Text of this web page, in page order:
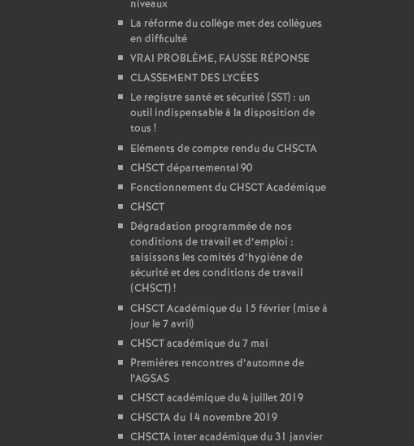
niveaux
La réforme du collège met des collègues
en difficulté
VRAI PROBLÈME, FAUSSE RÉPONSE
CLASSEMENT DES LYCÉES
Le registre santé et sécurité (SST) : un
outil indispensable à la disposition de
tous !
Eléments de compte rendu du CHSCTA
CHSCT départemental 90
Fonctionnement du CHSCT Académique
CHSCT
Dégradation programmée de nos
conditions de travail et d’emploi :
saisissons les comités d’hygiène de
sécurité et des conditions de travail
(CHSCT)!
CHSCT Académique du 15 février (mise à
jour le 7 avril)
CHSCT académique du 7 mai
Premières rencontres d’automne de
l’AGSAS
CHSCT académique du 4 juillet 2019
CHSCTA du 14 novembre 2019
CHSCTA inter académique du 31 janvier